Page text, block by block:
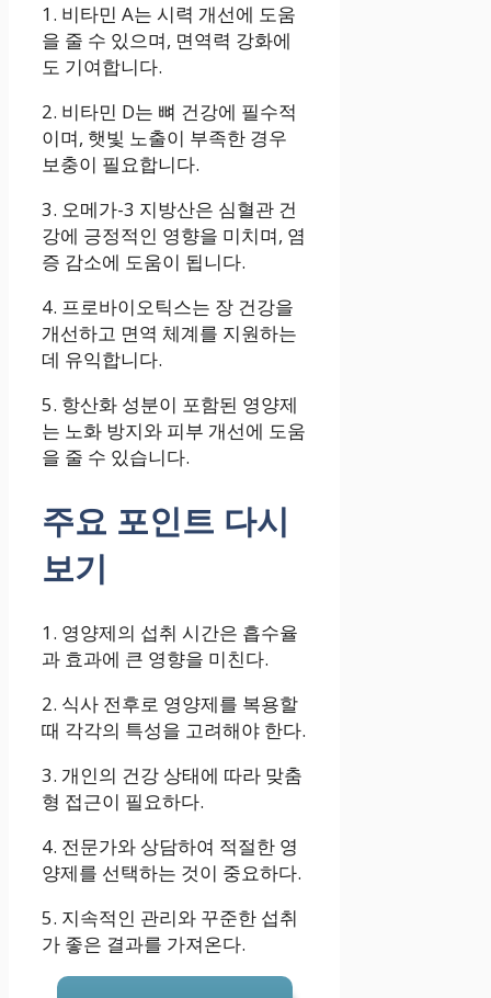
1. 비타민 A는 시력 개선에 도움
을 줄 수 있으며, 면역력 강화에
도 기여합니다.
2. 비타민 D는 뼈 건강에 필수적
이며, 햇빛 노출이 부족한 경우
보충이 필요합니다.
3. 오메가-3 지방산은 심혈관 건
강에 긍정적인 영향을 미치며, 염
증 감소에 도움이 됩니다.
4. 프로바이오틱스는 장 건강을
개선하고 면역 체계를 지원하는
데 유익합니다.
5. 항산화 성분이 포함된 영양제
는 노화 방지와 피부 개선에 도움
을 줄 수 있습니다.
주요 포인트 다시
보기
1. 영양제의 섭취 시간은 흡수율
과 효과에 큰 영향을 미친다.
2. 식사 전후로 영양제를 복용할
때 각각의 특성을 고려해야 한다.
3. 개인의 건강 상태에 따라 맞춤
형 접근이 필요하다.
4. 전문가와 상담하여 적절한 영
양제를 선택하는 것이 중요하다.
5. 지속적인 관리와 꾸준한 섭취
가 좋은 결과를 가져온다.